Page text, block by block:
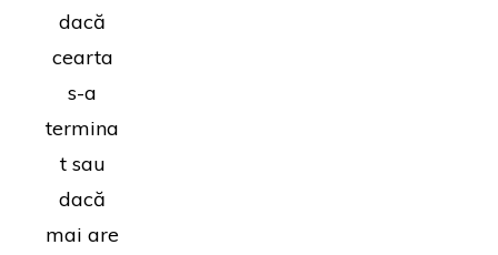
dacă
cearta
s-a
termina
t sau
dacă
mai are